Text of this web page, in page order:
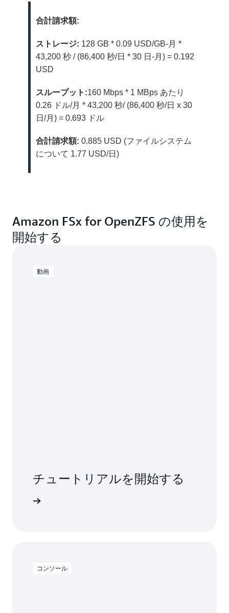
合計請求額:
ストレージ: 128 GB * 0.09 USD/GB-月 *
43,200 秒 / (86,400 秒/日 * 30 日-月) = 0.192
USD
スループット:160 Mbps * 1 MBps あたり
0.26 ドル/月 * 43,200 秒/ (86,400 秒/日 x 30
日/月) = 0.693 ドル
合計請求額: 0.885 USD (ファイルシステム
について 1.77 USD/日)
Amazon FSx for OpenZFS の使用を
開始する
動画
チュートリアルを開始する
コンソール